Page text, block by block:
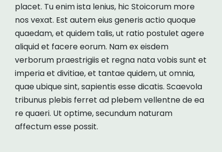
placet. Tu enim ista lenius, hic Stoicorum more
nos vexat. Est autem eius generis actio quoque
quaedam, et quidem talis, ut ratio postulet agere
aliquid et facere eorum. Nam ex eisdem
verborum praestrigiis et regna nata vobis sunt et
imperia et divitiae, et tantae quidem, ut omnia,
quae ubique sint, sapientis esse dicatis. Scaevola
tribunus plebis ferret ad plebem vellentne de ea
re quaeri. Ut optime, secundum naturam
affectum esse possit.